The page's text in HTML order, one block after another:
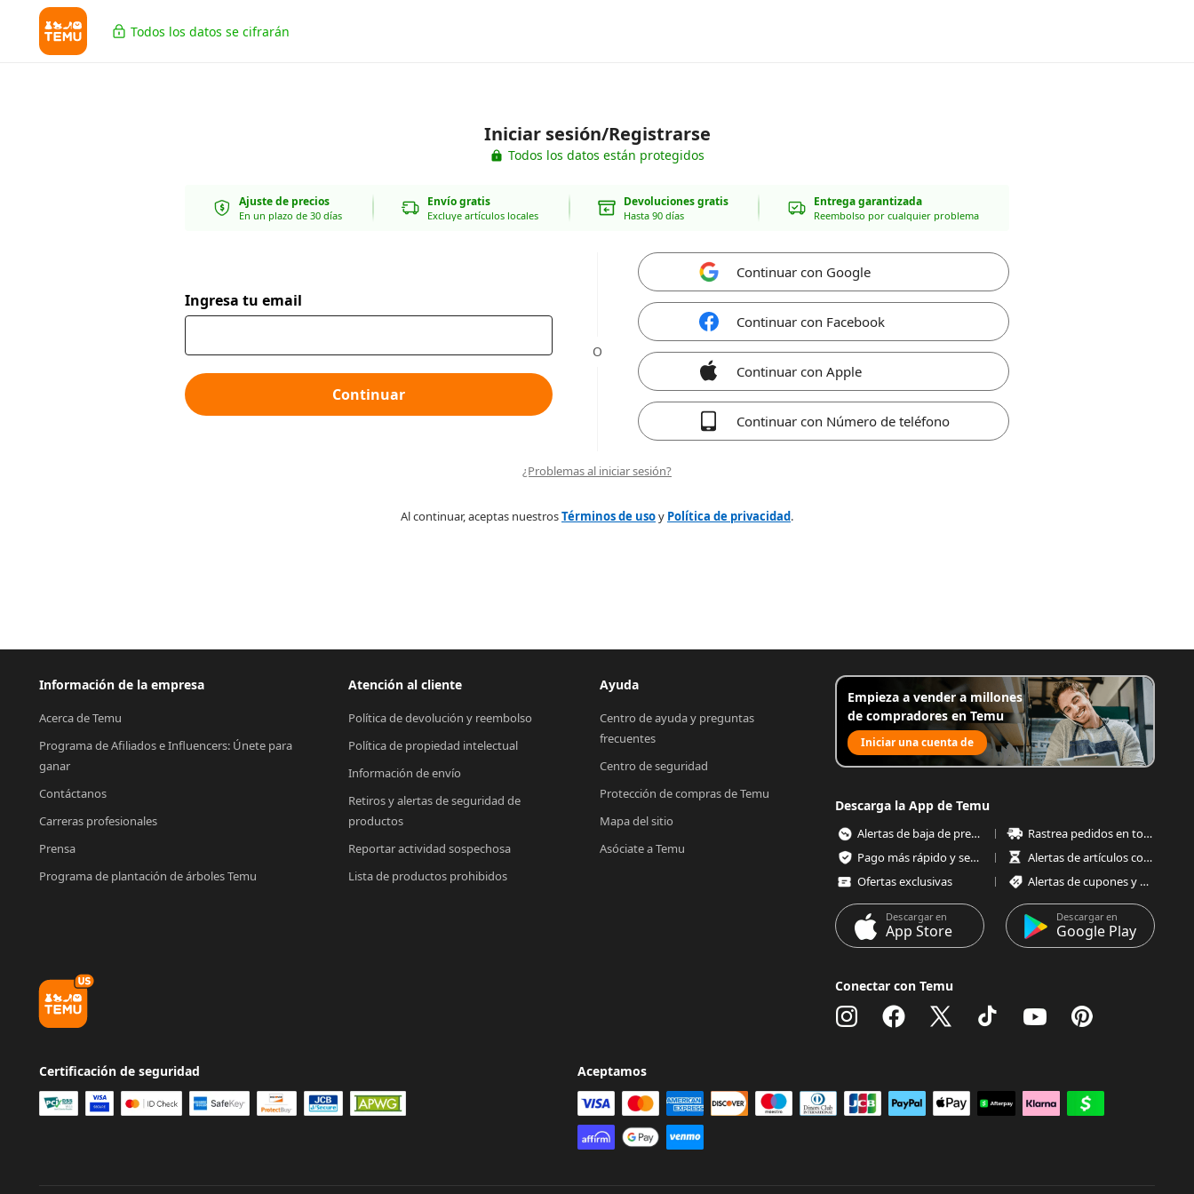
Todos los datos se cifrarán
Iniciar sesión/Registrarse
Todos los datos están protegidos
Ajuste de precios
En un plazo de 30 días
Envío gratis
Excluye artículos locales
Devoluciones gratis
Hasta 90 días
Entrega garantizada
Reembolso por cualquier problema
Ingresa tu email
Continuar
O
Continuar con Google
Continuar con Facebook
Continuar con Apple
Continuar con Número de teléfono
¿Problemas al iniciar sesión?
Al continuar, aceptas nuestrosTérminos de usoy Política de privacidad.
Información de la empresa
Acerca de Temu
Programa de Afiliados e Influencers: Únete para
ganar
Contáctanos
Carreras profesionales
Prensa
Programa de plantación de árboles Temu
Atención al cliente
Política de devolución y reembolso
Política de propiedad intelectual
Información de envío
Retiros y alertas de seguridad de
productos
Reportar actividad sospechosa
Lista de productos prohibidos
Ayuda
Centro de ayuda y preguntas
frecuentes
Centro de seguridad
Protección de compras de Temu
Mapa del sitio
Asóciate a Temu
Empieza a vender a millones
de compradores en Temu
Iniciar una cuenta de
venta
Descarga la App de Temu
Alertas de baja de precios
Rastrea pedidos en todo momento
Pago más rápido y seguro
Alertas de artículos con poco stock
Ofertas exclusivas
Alertas de cupones y ofertas
Descargar en
App Store
Descargar en
Google Play
Conectar con Temu
Certificación de seguridad Aceptamos